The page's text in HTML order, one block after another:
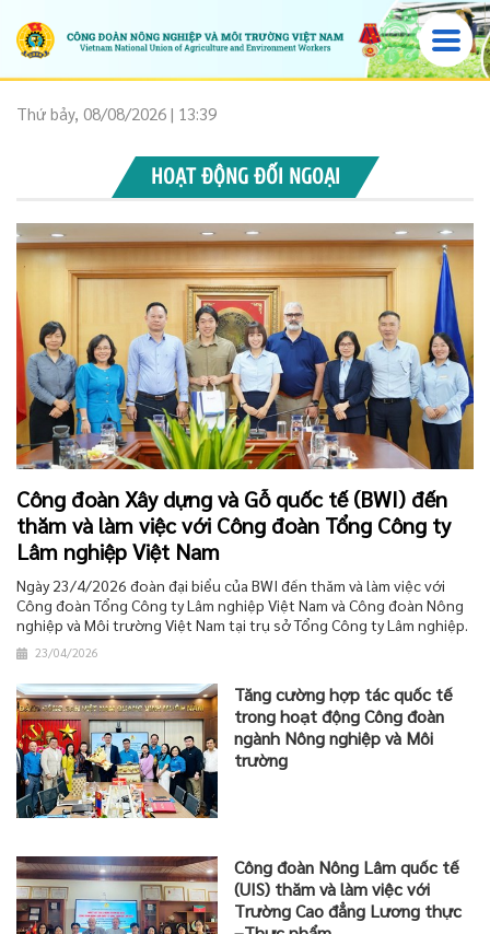
Thứ bảy, 08/08/2026 | 13:39
HOẠT ĐỘNG ĐỐI NGOẠI
Công đoàn Xây dựng và Gỗ quốc tế (BWI) đến
thăm và làm việc với Công đoàn Tổng Công ty
Lâm nghiệp Việt Nam
Ngày 23/4/2026 đoàn đại biểu của BWI đến thăm và làm việc với
Công đoàn Tổng Công ty Lâm nghiệp Việt Nam và Công đoàn Nông
nghiệp và Môi trường Việt Nam tại trụ sở Tổng Công ty Lâm nghiệp.
23/04/2026
Tăng cường hợp tác quốc tế
trong hoạt động Công đoàn
ngành Nông nghiệp và Môi
trường
Công đoàn Nông Lâm quốc tế
(UIS) thăm và làm việc với
Trường Cao đẳng Lương thực